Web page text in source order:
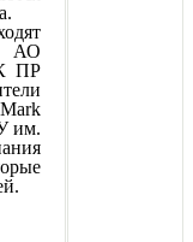
АО
ПР
им.